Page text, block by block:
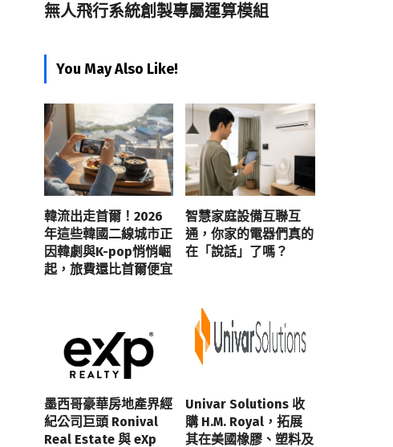
無人飛行系統創製專屬運算模組
You May Also Like!
韓流出走首爾！2026
年這些韓國二線城市正
因韓劇與K-pop悄悄崛
起，旅費還比首爾便宜
智慧家庭設備互聯互
通，你家的電器們真的
在「說話」了嗎？
墨西哥豪華房地產界經
紀公司巨頭 Ronival
Real Estate 與 eXp
Univar Solutions 收
購 H.M. Royal，拓展
其在美國橡膠、塑料及